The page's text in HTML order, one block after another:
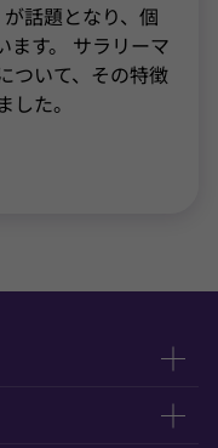
話題となり、個
ます。 サラリーマ
ついて、その特徴
た。